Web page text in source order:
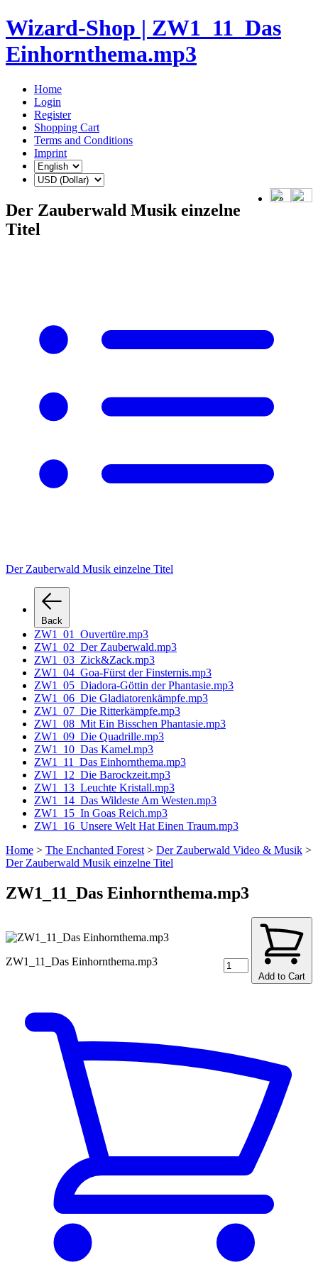
Wizard-Shop | ZW1_11_Das
Einhornthema.mp3
Home
Login
Register
Shopping Cart
Terms and Conditions
Imprint
Der Zauberwald Musik einzelne
Titel
Der Zauberwald Musik einzelne Titel
Back
ZW1_01_Ouvertüre.mp3
ZW1_02_Der Zauberwald.mp3
ZW1_03_Zick&Zack.mp3
ZW1_04_Goa-Fürst der Finsternis.mp3
ZW1_05_Diadora-Göttin der Phantasie.mp3
ZW1_06_Die Gladiatorenkämpfe.mp3
ZW1_07_Die Ritterkämpfe.mp3
ZW1_08_Mit Ein Bisschen Phantasie.mp3
ZW1_09_Die Quadrille.mp3
ZW1_10_Das Kamel.mp3
ZW1_11_Das Einhornthema.mp3
ZW1_12_Die Barockzeit.mp3
ZW1_13_Leuchte Kristall.mp3
ZW1_14_Das Wildeste Am Westen.mp3
ZW1_15_In Goas Reich.mp3
ZW1_16_Unsere Welt Hat Einen Traum.mp3
Home > The Enchanted Forest > Der Zauberwald Video & Musik >
Der Zauberwald Musik einzelne Titel
ZW1_11_Das Einhornthema.mp3
Add to Cart
ZW1_11_Das Einhornthema.mp3